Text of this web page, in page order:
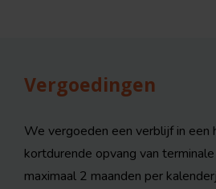
Vergoedingen
We vergoeden een verblijf in een
kortdurende opvang van
maximaal 2 maanden per